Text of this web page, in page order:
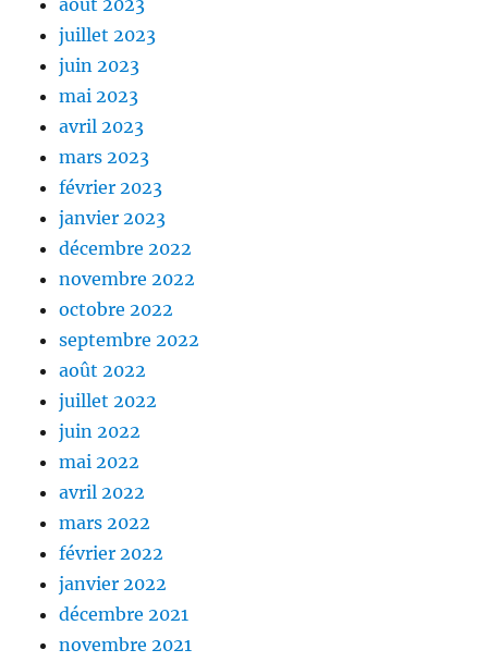
juillet 2023
juin 2023
mai 2023
avril 2023
mars 2023
février 2023
janvier 2023
décembre 2022
novembre 2022
octobre 2022
septembre 2022
août 2022
juillet 2022
juin 2022
mai 2022
avril 2022
mars 2022
février 2022
janvier 2022
décembre 2021
novembre 2021